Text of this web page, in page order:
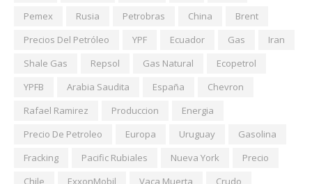
Pemex
Rusia Petrobras China
Brent
Precios Del Petróleo
YPF Ecuador Gas
Iran
Shale Gas
Repsol Gas Natural
Ecopetrol
YPFB
Arabia Saudita España
Chevron
Rafael Ramirez
Produccion
Energia
Precio De Petroleo
Europa Uruguay
Gasolina
Fracking
Pacific Rubiales Nueva York
Precio
Chile
ExxonMobil Vaca Muerta
Crudo